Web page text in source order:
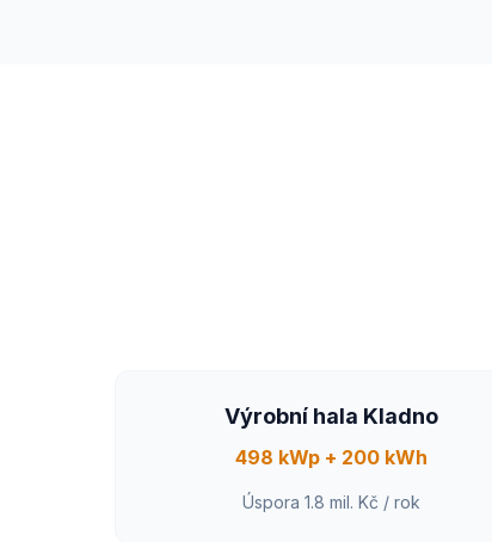
Výrobní hala Kladno
498 kWp + 200 kWh
Úspora 1.8 mil. Kč / rok